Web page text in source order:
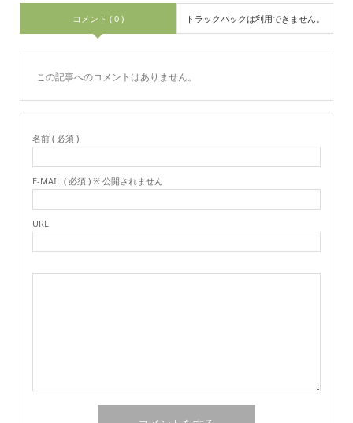
コメント ( 0 ) トラックバックは利用できません。
この記事へのコメントはありません。
名前 ( 必須 )
E-MAIL ( 必須 ) ※ 公開されません
URL